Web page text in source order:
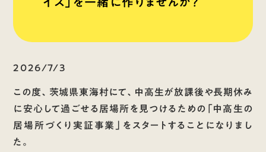
2026/7/3
この度、茨城県東海村にて、中高生が放課後や長期休み
に安心して過ごせる居場所を見つけるための「中高生の
居場所づくり実証事業」をスタートすることになりまし
た。